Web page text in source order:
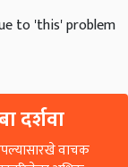
to 'this' problem
दर्शवा
वाचक